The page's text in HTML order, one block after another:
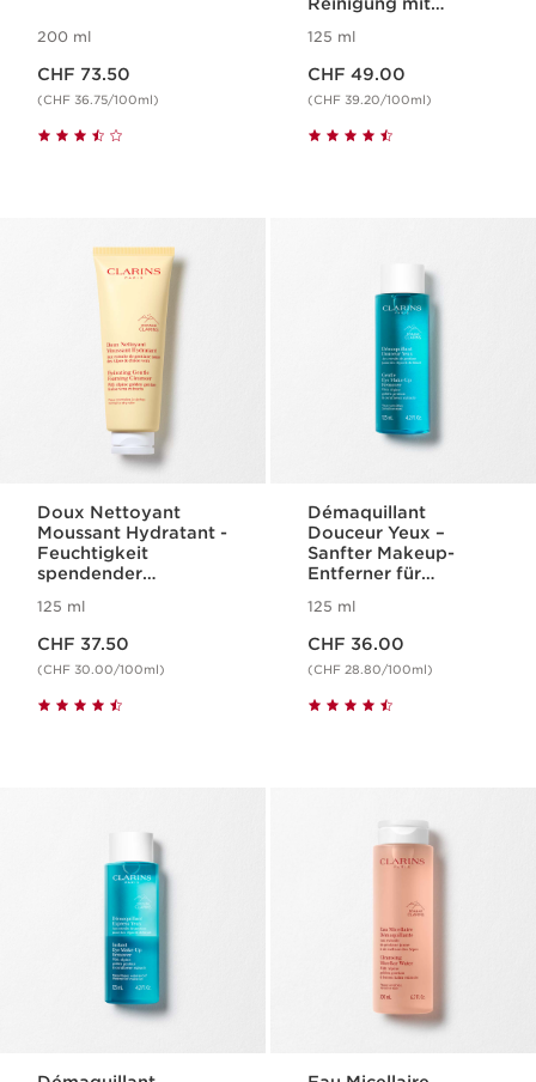
200 ml
CHF 73.50
(CHF 36.75/100ml)
Reinigung mit
jeden Hauttyp
125 ml
CHF 49.00
(CHF 39.20/100ml)
Doux Nettoyant
Moussant Hydratant -
Feuchtigkeit
spendender
für normale bis
trockene Haut
125 ml
CHF 37.50
(CHF 30.00/100ml)
Démaquillant
Douceur Yeux –
Sanfter Makeup-
Entferner für
125 ml
CHF 36.00
(CHF 28.80/100ml)